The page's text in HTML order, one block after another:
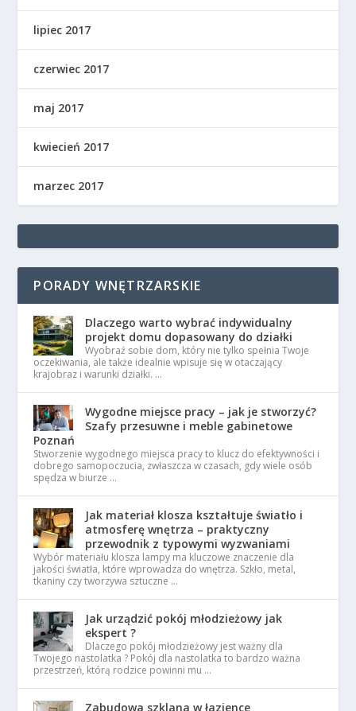
lipiec 2017
czerwiec 2017
maj 2017
kwiecień 2017
marzec 2017
PORADY WNĘTRZARSKIE
Dlaczego warto wybrać indywidualny
projekt domu dopasowany do działki
Wyobraź sobie dom, który nie tylko spełnia Twoje
oczekiwania, ale także idealnie wpisuje się w otaczający
krajobraz i warunki działki. …
Wygodne miejsce pracy – jak je stworzyć?
Szafy przesuwne i meble gabinetowe
Poznań
Stworzenie wygodnego miejsca pracy to klucz do efektywności i
dobrego samopoczucia, zwłaszcza w czasach, gdy wiele osób
spędza w biurze …
Jak materiał klosza kształtuje światło i
atmosferę wnętrza – praktyczny
przewodnik z typowymi wyzwaniami
Wybór materiału klosza lampy ma kluczowe znaczenie dla
jakości światła, które wprowadza do wnętrza. Szkło, metal,
tkaniny czy tworzywa sztuczne …
Jak urządzić pokój młodzieżowy jak
ekspert ?
Dlaczego pokój młodzieżowy jest ważny dla
Twojego nastolatka ? Pokój dla nastolatka to bardzo ważna
przestrzeń, którą rodzice powinni mu …
Zabudowa szklana w łazience